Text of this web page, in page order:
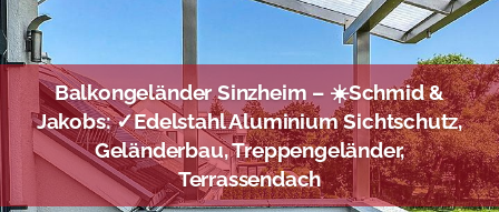
Balkongeländer Sinzheim – ☀️Schmid &
Jakobs: ✓Edelstahl Aluminium Sichtschutz,
Geländerbau, Treppengeländer,
Terrassendach